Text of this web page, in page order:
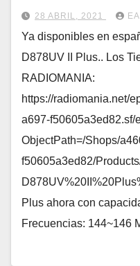
28 ABRIL, 2021
Ya disponibles en
D878UV II Plus.. Los
RADIOMANIA:
https://radiomania.net/
a697-f50605a3ed82.sf/
ObjectPath=/Shops/
f50605a3ed82/
Plus ahora con
Frecuencias: 144~146